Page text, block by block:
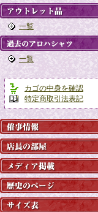
一覧
一覧
カゴの中身を確認
特定商取引法表記